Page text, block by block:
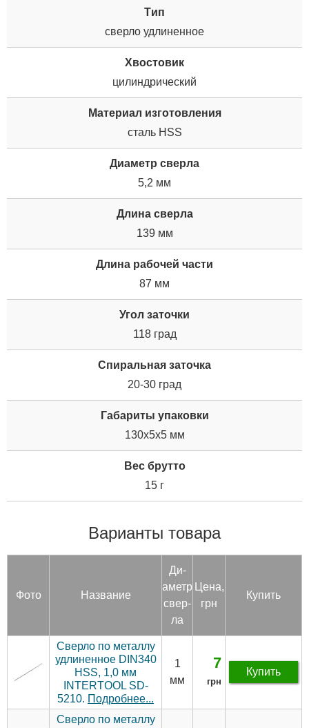
Tип
сверло удлиненное
Хвостовик
цилиндрический
Материал изготовления
сталь HSS
Диаметр сверла
5,2 мм
Длина сверла
139 мм
Длина рабочей части
87 мм
Угол заточки
118 град
Спиральная заточка
20-30 град
Габариты упаковки
130x5x5 мм
Вес брутто
15 г
Варианты товара
Фото Название
Ди­
аметр
свер­
ла
Цена,
грн
Купить
Сверло по металлу
удлиненное DIN340
HSS, 1,0 мм
INTERTOOL SD-
5210. Подробнее...
1
мм
7
грн
Купить
Сверло по металлу